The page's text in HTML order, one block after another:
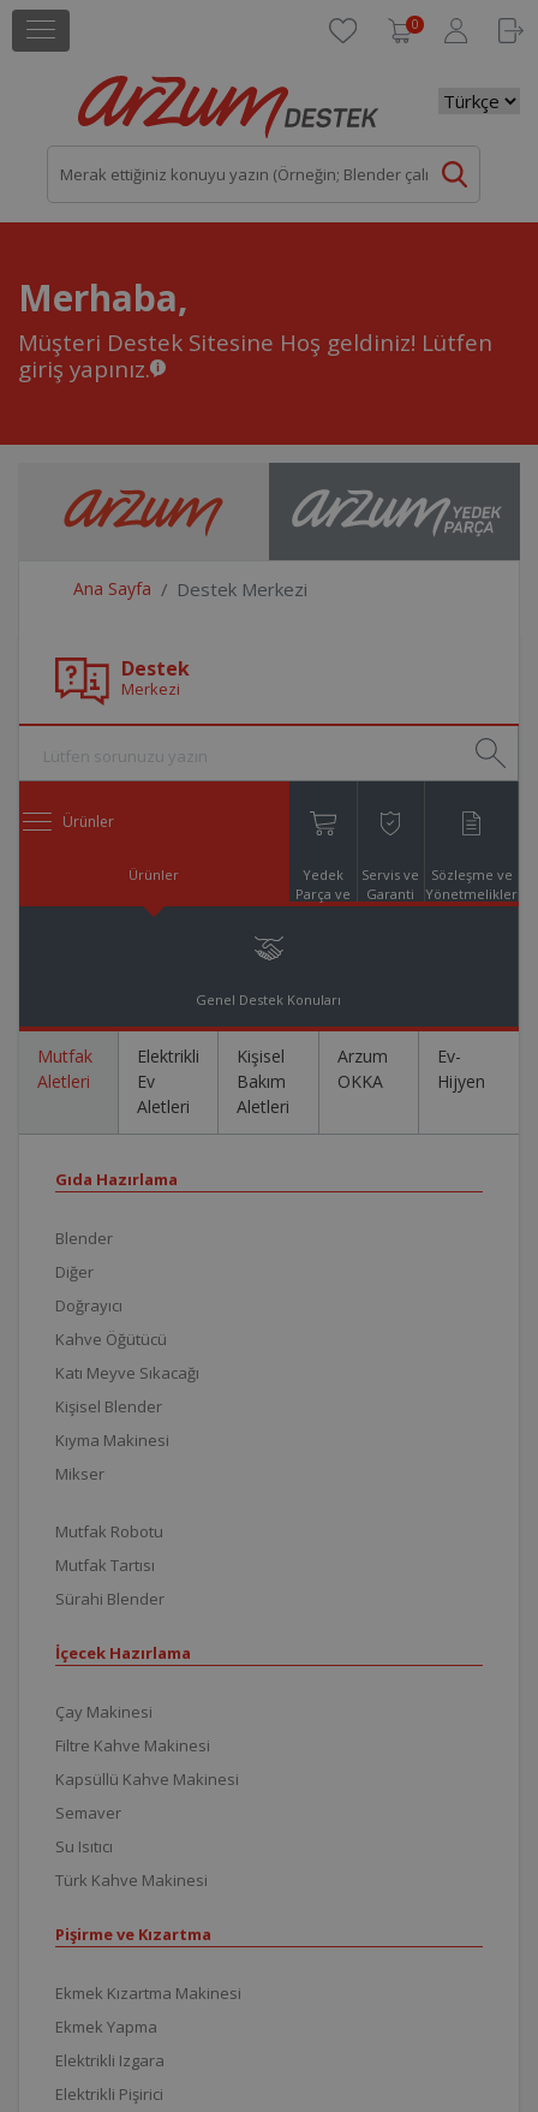
0
Merhaba,
Müşteri Destek Sitesine Hoş geldiniz! Lütfen
giriş yapınız.
Ana Sayfa Destek Merkezi
Destek
Merkezi
Ürünler
Ürünler
Yedek
Parça ve
Servis ve
Garanti
Sözleşme ve
Yönetmelikler
Genel Destek Konuları
Mutfak
Aletleri
Elektrikli
Ev
Aletleri
Kişisel
Bakım
Aletleri
Arzum
OKKA
Ev-
Hijyen
Gıda Hazırlama
Blender
Diğer
Doğrayıcı
Kahve Öğütücü
Katı Meyve Sıkacağı
Kişisel Blender
Kıyma Makinesi
Mikser
Mutfak Robotu
Mutfak Tartısı
Sürahi Blender
İçecek Hazırlama
Çay Makinesi
Filtre Kahve Makinesi
Kapsüllü Kahve Makinesi
Semaver
Su Isıtıcı
Türk Kahve Makinesi
Pişirme ve Kızartma
Ekmek Kızartma Makinesi
Ekmek Yapma
Elektrikli Izgara
Elektrikli Pişirici